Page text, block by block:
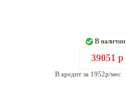
В наличии
39051 р
В кредит за 1952р/мес